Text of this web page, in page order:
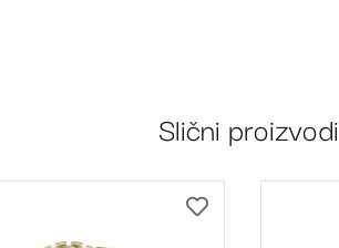
Slični proizvodi